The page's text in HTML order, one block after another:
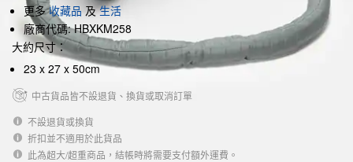
更多收藏品及生活
廠商代碼: HBXKM258
大約尺寸：
23 x 27 x 50cm
中古貨品皆不設退貨、換貨或取消訂單
不設退貨或換貨
折扣並不適用於此貨品
此為超大/超重商品，結帳時將需要支付額外運費。